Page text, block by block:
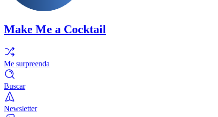
Make Me a Cocktail
Me surpreenda
Buscar
Newsletter